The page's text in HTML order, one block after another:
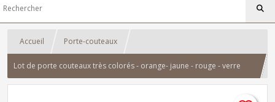
Accueil Porte-couteaux
Lot de porte couteaux très colorés - orange- jaune - rouge - verre